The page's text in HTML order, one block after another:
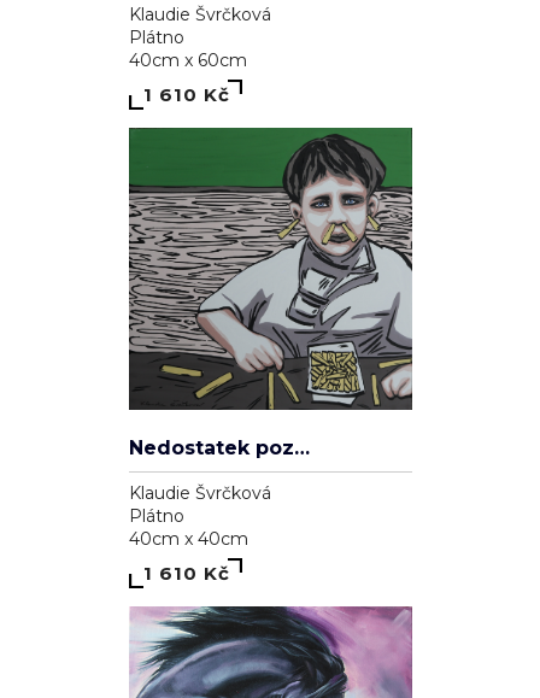
Klaudie Švrčková
Plátno
40cm x 60cm
1 610 Kč
Nedostatek pozornosti
Klaudie Švrčková
Plátno
40cm x 40cm
1 610 Kč